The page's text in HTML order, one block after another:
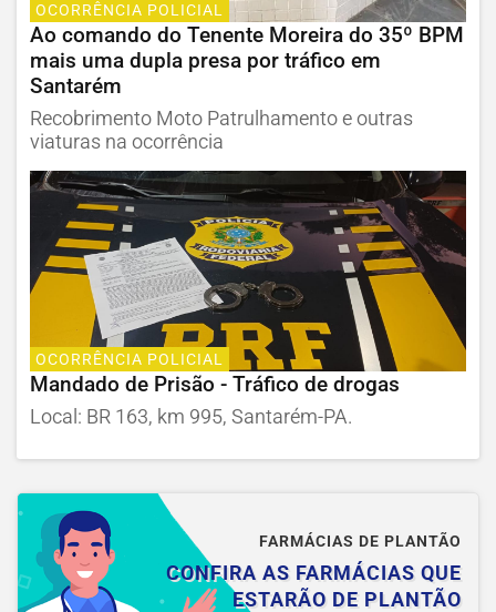
OCORRÊNCIA POLICIAL
Ao comando do Tenente Moreira do 35º BPM
mais uma dupla presa por tráfico em
Santarém
Recobrimento Moto Patrulhamento e outras
viaturas na ocorrência
OCORRÊNCIA POLICIAL
Mandado de Prisão - Tráfico de drogas
Local: BR 163, km 995, Santarém-PA.
FARMÁCIAS DE PLANTÃO
CONFIRA AS FARMÁCIAS QUE
ESTARÃO DE PLANTÃO